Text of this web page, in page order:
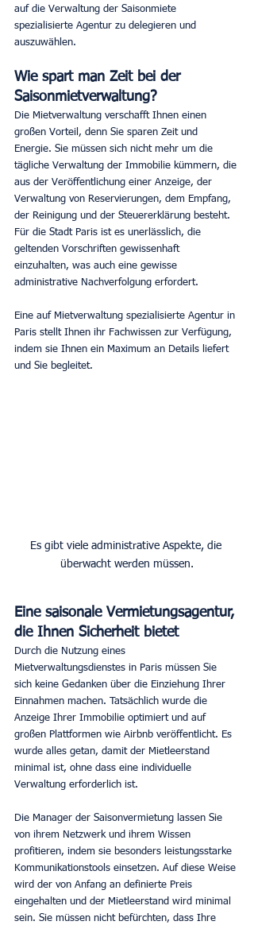
auf die Verwaltung der Saisonmiete
spezialisierte Agentur zu delegieren und
auszuwählen.
Wie spart man Zeit bei der
Saisonmietverwaltung?
Die Mietverwaltung verschafft Ihnen einen
großen Vorteil, denn Sie sparen Zeit und
Energie. Sie müssen sich nicht mehr um die
tägliche Verwaltung der Immobilie kümmern, die
aus der Veröffentlichung einer Anzeige, der
Verwaltung von Reservierungen, dem Empfang,
der Reinigung und der Steuererklärung besteht.
Für die Stadt Paris ist es unerlässlich, die
geltenden Vorschriften gewissenhaft
einzuhalten, was auch eine gewisse
administrative Nachverfolgung erfordert.
Eine auf Mietverwaltung spezialisierte Agentur in
Paris stellt Ihnen ihr Fachwissen zur Verfügung,
indem sie Ihnen ein Maximum an Details liefert
und Sie begleitet.
Es gibt viele administrative Aspekte, die
überwacht werden müssen.
Eine saisonale Vermietungsagentur,
die Ihnen Sicherheit bietet
Durch die Nutzung eines
Mietverwaltungsdienstes in Paris müssen Sie
sich keine Gedanken über die Einziehung Ihrer
Einnahmen machen. Tatsächlich wurde die
Anzeige Ihrer Immobilie optimiert und auf
großen Plattformen wie Airbnb veröffentlicht. Es
wurde alles getan, damit der Mietleerstand
minimal ist, ohne dass eine individuelle
Verwaltung erforderlich ist.
Die Manager der Saisonvermietung lassen Sie
von ihrem Netzwerk und ihrem Wissen
profitieren, indem sie besonders leistungsstarke
Kommunikationstools einsetzen. Auf diese Weise
wird der von Anfang an definierte Preis
eingehalten und der Mietleerstand wird minimal
sein. Sie müssen nicht befürchten, dass Ihre